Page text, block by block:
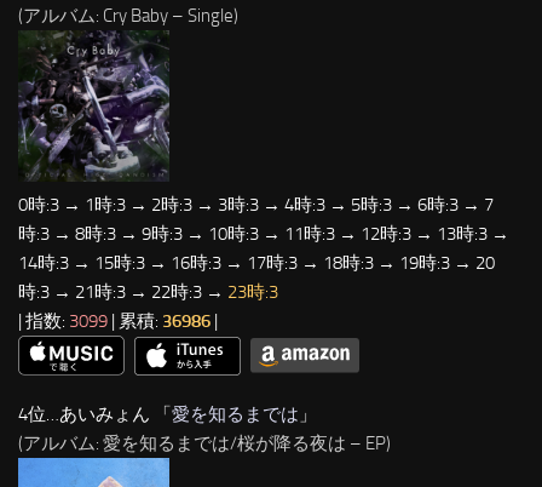
(アルバム: Cry Baby – Single)
0時:3 → 1時:3 → 2時:3 → 3時:3 → 4時:3 → 5時:3 → 6時:3 → 7
時:3 → 8時:3 → 9時:3 → 10時:3 → 11時:3 → 12時:3 → 13時:3 →
14時:3 → 15時:3 → 16時:3 → 17時:3 → 18時:3 → 19時:3 → 20
時:3 → 21時:3 → 22時:3 → 23時:3
| 指数: 3099 | 累積: 36986
4位…あいみょん 「愛を知るまでは 」
(アルバム: 愛を知るまでは/桜が降る夜は – EP)